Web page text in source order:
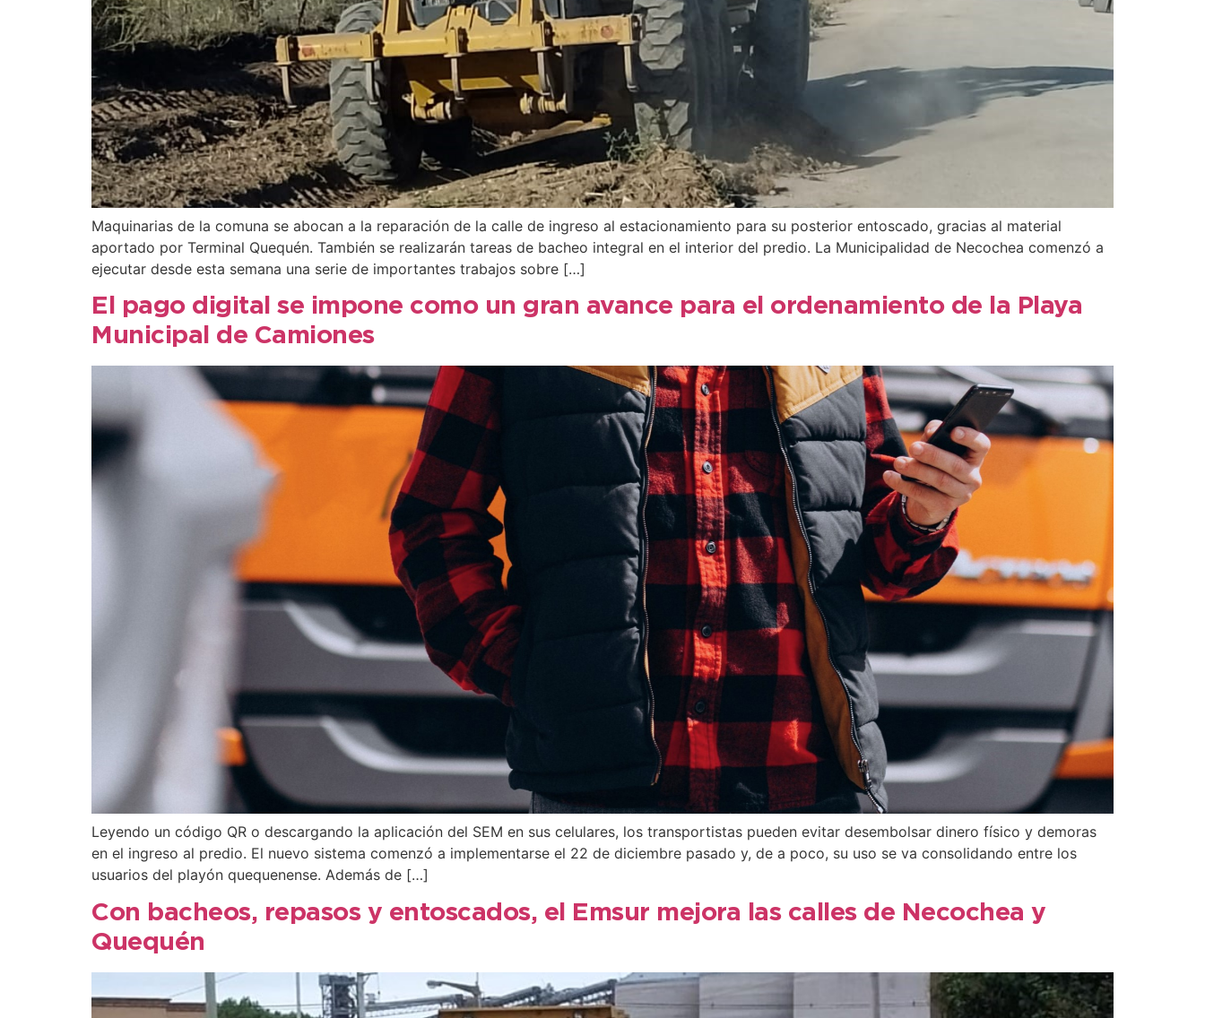
Maquinarias de la comuna se abocan a la reparación de la calle de ingreso al estacionamiento para su posterior entoscado, gracias al material
aportado por Terminal Quequén. También se realizarán tareas de bacheo integral en el interior del predio. La Municipalidad de Necochea comenzó a
ejecutar desde esta semana una serie de importantes trabajos sobre […]
El pago digital se impone como un gran avance para el ordenamiento de la Playa
Municipal de Camiones
Leyendo un código QR o descargando la aplicación del SEM en sus celulares, los transportistas pueden evitar desembolsar dinero físico y demoras
en el ingreso al predio. El nuevo sistema comenzó a implementarse el 22 de diciembre pasado y, de a poco, su uso se va consolidando entre los
usuarios del playón quequenense. Además de […]
Con bacheos, repasos y entoscados, el Emsur mejora las calles de Necochea y
Quequén